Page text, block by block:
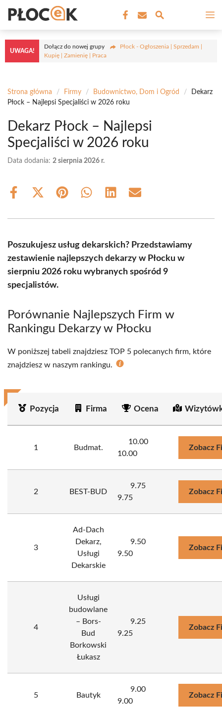
treści
UWAGA!
Dołącz do nowej grupy
Płock - Ogłoszenia | Sprzedam |
Kupię | Zamienię | Praca
Strona główna / Firmy / Budownictwo, Dom i Ogród /
Dekarz
Płock – Najlepsi Specjaliści w 2026 roku
Dekarz Płock – Najlepsi
Specjaliści w 2026 roku
Data dodania: 2 sierpnia 2026 r.
Share
Share
(Twitter)
Share Share Share Share
Poszukujesz usług dekarskich? Przedstawiamy
zestawienie najlepszych dekarzy w Płocku w
sierpniu 2026 roku wybranych spośród 9
specjalistów.
Porównanie Najlepszych Firm w
Rankingu Dekarzy w Płocku
W poniższej tabeli znajdziesz TOP 5 polecanych firm, które
znajdziesz w naszym rankingu.
Pozycja Firma Ocena
1 Budmat.
10.00
10.00
Zobacz
2 BEST-BUD
9.75
9.75
Zobacz
3
Ad-Dach
Dekarz,
Usługi
Dekarskie
9.50
9.50
Zobacz
4
Usługi
budowlane
– Bors-
Bud
Borkowski
Łukasz
9.25
9.25
Zobacz
5 Bautyk
9.00
9.00
Zobacz